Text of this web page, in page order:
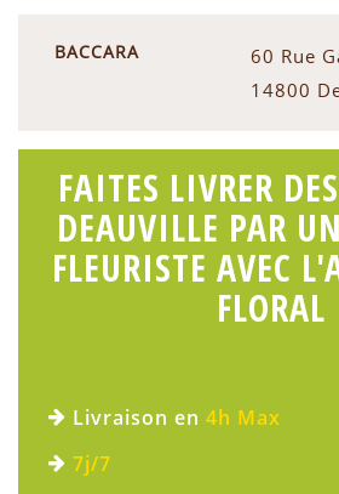
BACCARA
60 Rue
14800
FAITES LIVRER
DEAUVILLE PAR
FLEURISTE AVEC
FLORAL
Livraison en 4h Max
7j/7